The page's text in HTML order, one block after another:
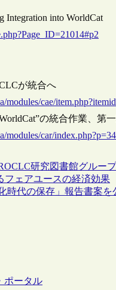
Integration into WorldCat
が統合へ
modules/cae/
の統合作業、第
modules/car/
OCLC研究図書館グループ
フェアユースの経済効果
時代の保存」報告書案を
ポータル